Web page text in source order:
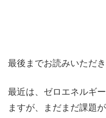
最後までお読みいただ
最近は、ゼロエネルギ
ますが、まだまだ課題